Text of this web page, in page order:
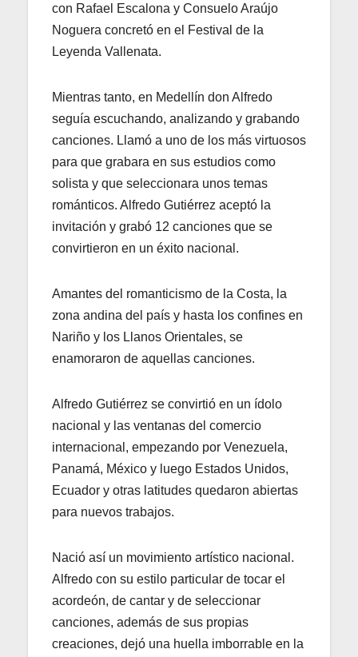
con Rafael Escalona y Consuelo Araújo
Noguera concretó en el Festival de la
Leyenda Vallenata.
Mientras tanto, en Medellín don Alfredo
seguía escuchando, analizando y grabando
canciones. Llamó a uno de los más virtuosos
para que grabara en sus estudios como
solista y que seleccionara unos temas
románticos. Alfredo Gutiérrez aceptó la
invitación y grabó 12 canciones que se
convirtieron en un éxito nacional.
Amantes del romanticismo de la Costa, la
zona andina del país y hasta los confines en
Nariño y los Llanos Orientales, se
enamoraron de aquellas canciones.
Alfredo Gutiérrez se convirtió en un ídolo
nacional y las ventanas del comercio
internacional, empezando por Venezuela,
Panamá, México y luego Estados Unidos,
Ecuador y otras latitudes quedaron abiertas
para nuevos trabajos.
Nació así un movimiento artístico nacional.
Alfredo con su estilo particular de tocar el
acordeón, de cantar y de seleccionar
canciones, además de sus propias
creaciones, dejó una huella imborrable en la